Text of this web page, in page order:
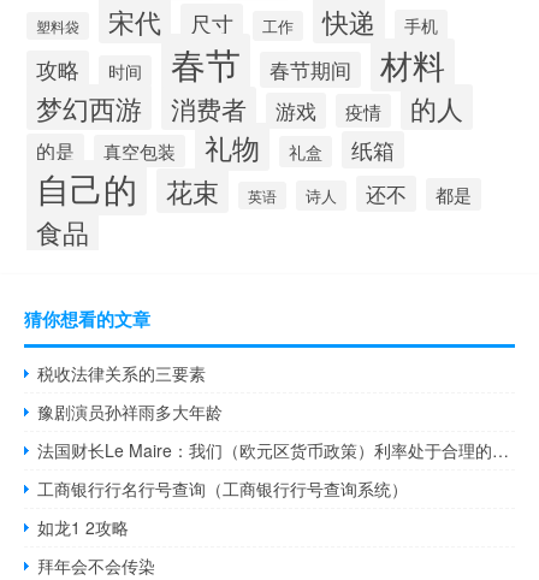
塑料袋 宋代 尺寸 工作 快递 手机
攻略 时间 春节 春节期间 材料
梦幻西游 消费者 游戏 疫情 的人
的是 真空包装 礼物 礼盒 纸箱
自己的 花束 英语 诗人 还不 都是
食品
猜你想看的文章
税收法律关系的三要素
豫剧演员孙祥雨多大年龄
法国财长Le Maire：我们（欧元区货币政策）利率处于合理的水平我们应当坚持这样的利率水平
工商银行行名行号查询（工商银行行号查询系统）
如龙1 2攻略
拜年会不会传染